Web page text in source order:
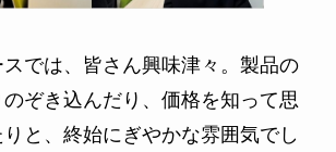
では、皆さん興味津々。製品の
ぞき込んだり、価格を知って思
と、終始にぎやかな雰囲気でし